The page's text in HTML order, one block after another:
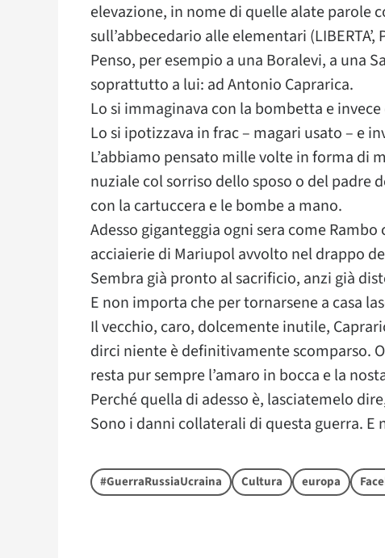
elevazione, in nome di quelle alate parole
sull’abbecedario alle elementari (LIBERTA’,
Penso, per esempio a una Boralevi, a una
soprattutto a lui: ad Antonio Caprarica.
Lo si immaginava con la bombetta e
Lo si ipotizzava in frac – magari usato – e
L’abbiamo pensato mille volte in forma di
nuziale col sorriso dello sposo o del padre
con la cartuccera e le bombe a mano.
Adesso giganteggia ogni sera come
acciaierie di Mariupol avvolto nel drappo
Sembra già pronto al sacrificio, anzi già
E non importa che per tornarsene a casa
Il vecchio, caro, dolcemente inutile,
dirci niente è definitivamente scomparso.
resta pur sempre l’amaro in bocca e la
Perché quella di adesso è, lasciatemelo
Sono i danni collaterali di questa guerra. E
#GuerraRussiaUcraina Cultura europa